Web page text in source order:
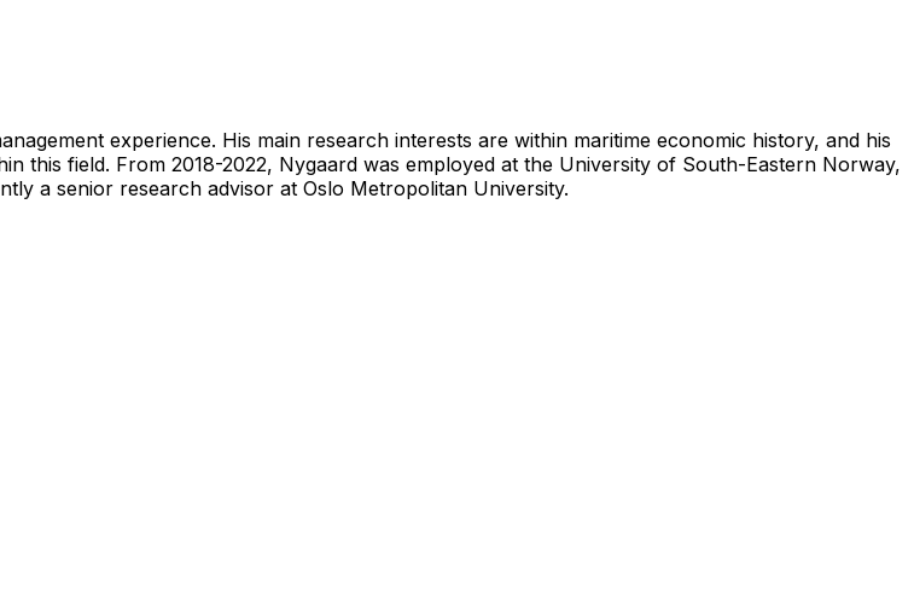
experience. His main research interests are within maritime economic history, and his
this field. From 2018-2022, Nygaard was employed at the University of South-Eastern Norway,
a senior research advisor at Oslo Metropolitan University.